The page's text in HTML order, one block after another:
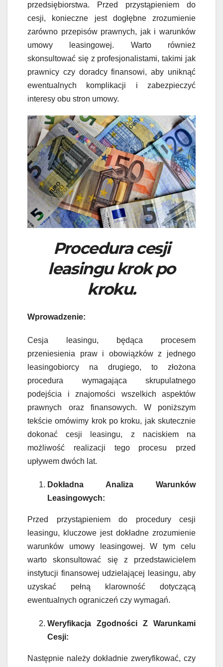
przedsiębiorstwa. Przed przystąpieniem do
cesji, konieczne jest dogłębne zrozumienie
zarówno przepisów prawnych, jak i warunków
umowy leasingowej. Warto również
skonsultować się z profesjonalistami, takimi jak
prawnicy czy doradcy finansowi, aby uniknąć
ewentualnych komplikacji i zabezpieczyć
interesy obu stron umowy.
Procedura cesji
leasingu krok po
kroku.
Wprowadzenie:
Cesja leasingu, będąca procesem
przeniesienia praw i obowiązków z jednego
leasingobiorcy na drugiego, to złożona
procedura wymagająca skrupulatnego
podejścia i znajomości wszelkich aspektów
prawnych oraz finansowych. W poniższym
tekście omówimy krok po kroku, jak skutecznie
dokonać cesji leasingu, z naciskiem na
możliwość realizacji tego procesu przed
upływem dwóch lat.
Dokładna Analiza Warunków
Leasingowych:
Przed przystąpieniem do procedury cesji
leasingu, kluczowe jest dokładne zrozumienie
warunków umowy leasingowej. W tym celu
warto skonsultować się z przedstawicielem
instytucji finansowej udzielającej leasingu, aby
uzyskać pełną klarowność dotyczącą
ewentualnych ograniczeń czy wymagań.
Weryfikacja Zgodności Z Warunkami
Cesji:
Następnie należy dokładnie zweryfikować, czy